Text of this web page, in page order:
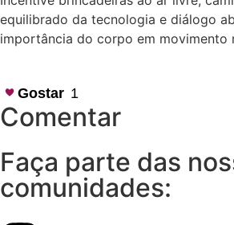
equilibrado da tecnologia e diálogo
importância do corpo em movimento
Gostar 1
Comentar
Faça parte das
comunidades: